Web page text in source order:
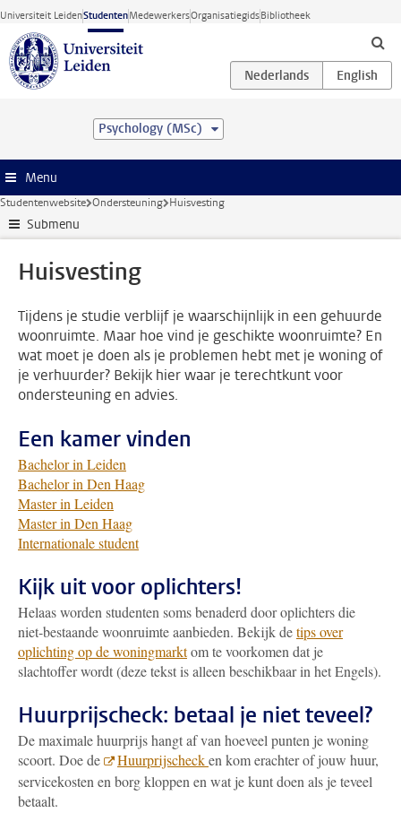
Ga direct naar de inhoud
Universiteit LeidenStudentenMedewerkersOrganisatiegidsBibliotheek
Psychology (MSc)
Menu
Studentenwebsite Ondersteuning Huisvesting
Submenu
Huisvesting
Tijdens je studie verblijf je waarschijnlijk in een gehuurde
woonruimte. Maar hoe vind je geschikte woonruimte? En
wat moet je doen als je problemen hebt met je woning of
je verhuurder? Bekijk hier waar je terechtkunt voor
ondersteuning en advies.
Een kamer vinden
Bachelor in Leiden
Bachelor in Den Haag
Master in Leiden
Master in Den Haag
Internationale student
Kijk uit voor oplichters!
Helaas worden studenten soms benaderd door oplichters die
niet-bestaande woonruimte aanbieden. Bekijk detips over
oplichting op de woningmarktom te voorkomen dat je
slachtoffer wordt (deze tekst is alleen beschikbaar in het Engels).
Huurprijscheck: betaal je niet teveel?
De maximale huurprijs hangt af van hoeveel punten je woning
scoort. Doe de
Huurprijschecken kom erachter of jouw huur,
servicekosten en borg kloppen en wat je kunt doen als je teveel
betaalt.